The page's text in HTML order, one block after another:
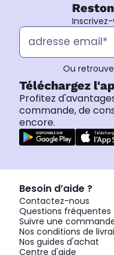
Ou
Téléchargez
Profitez
commande, de
encore.
Besoin d’aide ?
Contactez-nous
Questions fréquentes
Suivre une
Nos conditions de
Nos guides d'achat
Centre d'aide